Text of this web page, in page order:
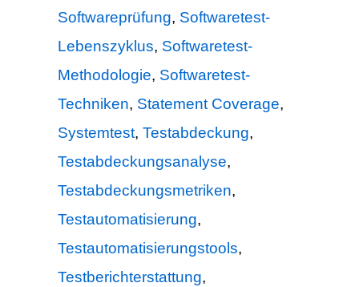
Softwareprüfung, Softwaretest-
Lebenszyklus, Softwaretest-
Methodologie, Softwaretest-
Techniken, Statement Coverage,
Systemtest, Testabdeckung,
Testabdeckungsanalyse,
Testabdeckungsmetriken,
Testautomatisierung,
Testautomatisierungstools,
Testberichterstattung,